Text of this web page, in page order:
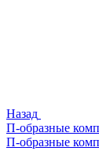
Назад
П-образные
П-образные